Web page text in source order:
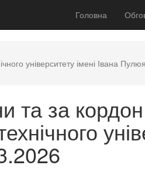
Головна
університету імені Івана
та за кордон